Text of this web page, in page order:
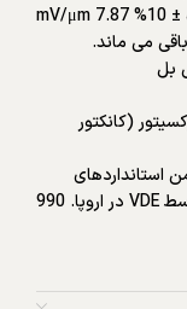
پایداری دما ضریب مقیاس افزایشی در محدوده ± 10% mV/μm 7.87
(کانکتور
استانداردهای
کانادا (CSA/NRTL/C) در آمریکای شمالی و توسط VDE در اروپا. 990